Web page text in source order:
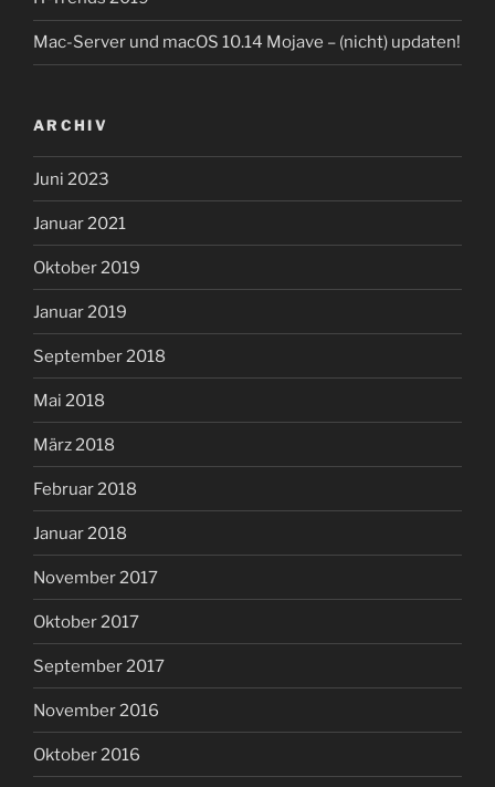
Mac-Server und macOS 10.14 Mojave – (nicht) updaten!
ARCHIV
Juni 2023
Januar 2021
Oktober 2019
Januar 2019
September 2018
Mai 2018
März 2018
Februar 2018
Januar 2018
November 2017
Oktober 2017
September 2017
November 2016
Oktober 2016